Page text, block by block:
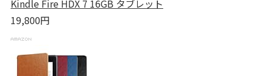
Kindle Fire HDX 7 16GB タブレット
19,800円